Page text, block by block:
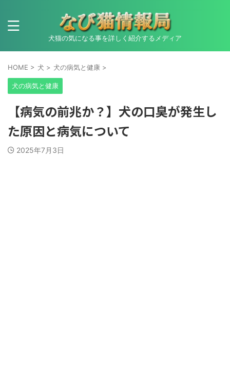
犬猫の気になる事を詳しく紹介するメディア
HOME > 犬 > 犬の病気と健康 >
犬の病気と健康
【病気の前兆か？】犬の口臭が発生し
た原因と病気について
2025年7月3日